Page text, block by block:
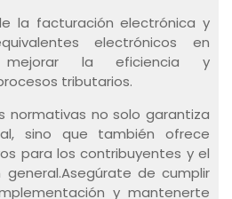
la facturación electrónica y
electrónicos en
mejorar la eficiencia y
tributarios.
normativas no solo garantiza
sino que también ofrece
para los contribuyentes y el
de cumplir
y mantenerte